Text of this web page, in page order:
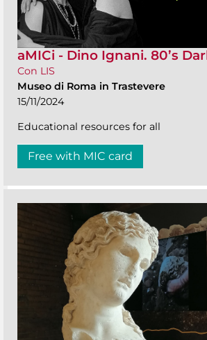
aMICi - Dino Ignani. 80’s
Con LIS
Museo di Roma in Trastevere
15/11/2024
Educational resources for all
Free with MIC card